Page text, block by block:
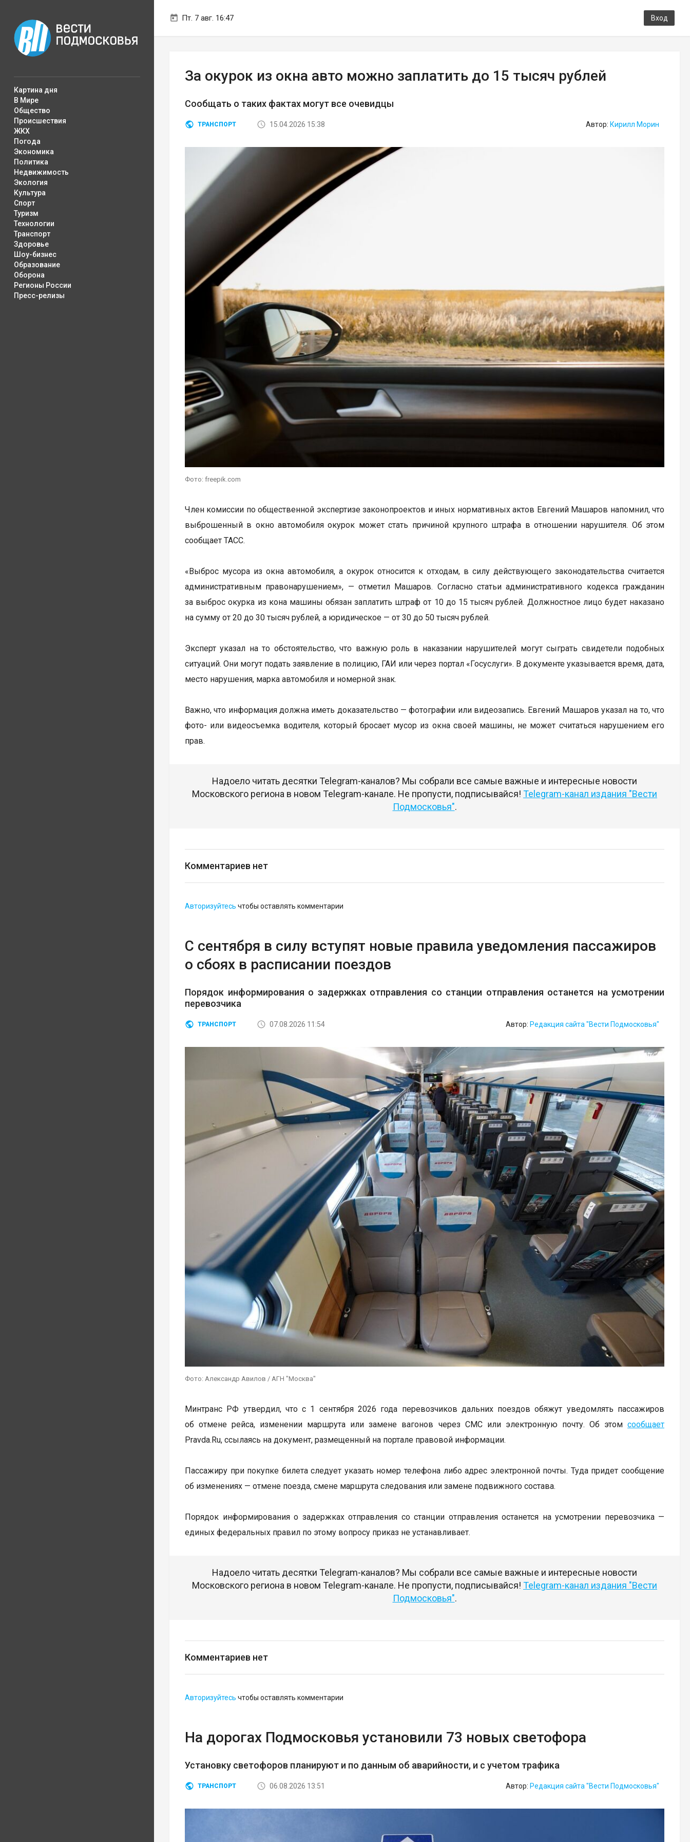
Пт. 7 авг. 16:47 Вход
Картина дня
В Мире
Общество
Происшествия
ЖКХ
Погода
Экономика
Политика
Недвижимость
Экология
Культура
Спорт
Туризм
Технологии
Транспорт
Здоровье
Шоу-бизнес
Образование
Оборона
Регионы России
Пресс-релизы
За окурок из окна авто можно заплатить до 15 тысяч рублей
Сообщать о таких фактах могут все очевидцы
ТРАНСПОРТ 15.04.2026 15:38 Автор: Кирилл Морин
Фото: freepik.com
Член комиссии по общественной экспертизе законопроектов и иных нормативных актов Евгений Машаров напомнил, что
выброшенный в окно автомобиля окурок может стать причиной крупного штрафа в отношении нарушителя. Об этом
сообщает ТАСС.
«Выброс мусора из окна автомобиля, а окурок относится к отходам, в силу действующего законодательства считается
административным правонарушением», — отметил Машаров. Согласно статьи административного кодекса гражданин
за выброс окурка из кона машины обязан заплатить штраф от 10 до 15 тысяч рублей. Должностное лицо будет наказано
на сумму от 20 до 30 тысяч рублей, а юридическое — от 30 до 50 тысяч рублей.
Эксперт указал на то обстоятельство, что важную роль в наказании нарушителей могут сыграть свидетели подобных
ситуаций. Они могут подать заявление в полицию, ГАИ или через портал «Госуслуги». В документе указывается время, дата,
место нарушения, марка автомобиля и номерной знак.
Важно, что информация должна иметь доказательство — фотографии или видеозапись. Евгений Машаров указал на то, что
фото- или видеосъемка водителя, который бросает мусор из окна своей машины, не может считаться нарушением его
прав.
Надоело читать десятки Telegram-каналов? Мы собрали все самые важные и интересные новости
Московского региона в новом Telegram-канале. Не пропусти, подписывайся! Telegram-канал издания "Вести
Подмосковья".
Комментариев нет
Авторизуйтесь чтобы оставлять комментарии
С сентября в силу вступят новые правила уведомления пассажиров
о сбоях в расписании поездов
Порядок информирования о задержках отправления со станции отправления останется на усмотрении
перевозчика
ТРАНСПОРТ 07.08.2026 11:54 Автор: Редакция сайта "Вести Подмосковья"
Фото: Александр Авилов / АГН "Москва"
Минтранс РФ утвердил, что с 1 сентября 2026 года перевозчиков дальних поездов обяжут уведомлять пассажиров
об отмене рейса, изменении маршрута или замене вагонов через СМС или электронную почту. Об этом сообщает
Pravda.Ru, ссылаясь на документ, размещенный на портале правовой информации.
Пассажиру при покупке билета следует указать номер телефона либо адрес электронной почты. Туда придет сообщение
об изменениях — отмене поезда, смене маршрута следования или замене подвижного состава.
Порядок информирования о задержках отправления со станции отправления останется на усмотрении перевозчика —
единых федеральных правил по этому вопросу приказ не устанавливает.
Надоело читать десятки Telegram-каналов? Мы собрали все самые важные и интересные новости
Московского региона в новом Telegram-канале. Не пропусти, подписывайся! Telegram-канал издания "Вести
Подмосковья".
Комментариев нет
Авторизуйтесь чтобы оставлять комментарии
На дорогах Подмосковья установили 73 новых светофора
Установку светофоров планируют и по данным об аварийности, и с учетом трафика
ТРАНСПОРТ 06.08.2026 13:51 Автор: Редакция сайта "Вести Подмосковья"